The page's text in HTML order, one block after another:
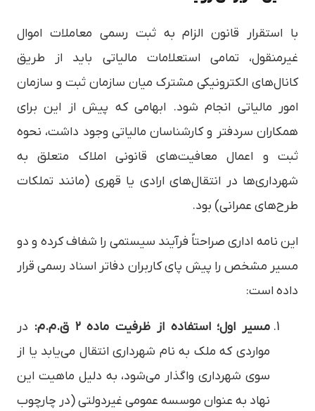
با استقرار قانون الزام به ثبت رسمی معاملات اموال
غیرمنقول، تمامی استعلامات مالیاتی باید از طریق
کانال‌های الکترونیکی مشترک میان سازمان ثبت و سازمان
امور مالیاتی انجام شود. ابهامی که پیش از این برای
همکاران سردفتر و کارشناسان مالیاتی وجود داشت، نحوه
ثبت و اعمال معافیت‌های قانونی املاک متعلق به
شهرداری‌ها در انتقال‌های ارادی یا قهری (مانند تملکات
طرح‌های عمرانی) بود.
این نامه اداری صراحتاً فرآیند سیستمی را شفاف کرده و دو
مسیر مشخص را پیش پای کاربران دفاتر اسناد رسمی قرار
داده است:
مسیر اول؛ استفاده از ظرفیت ماده ۲ ق.م.م:
در
مواردی که ملک به نام شهرداری انتقال می‌یابد یا از
سوی شهرداری واگذار می‌شود، به دلیل ماهیت این
نهاد به عنوان موسسه عمومی غیردولتی (در چارچوب